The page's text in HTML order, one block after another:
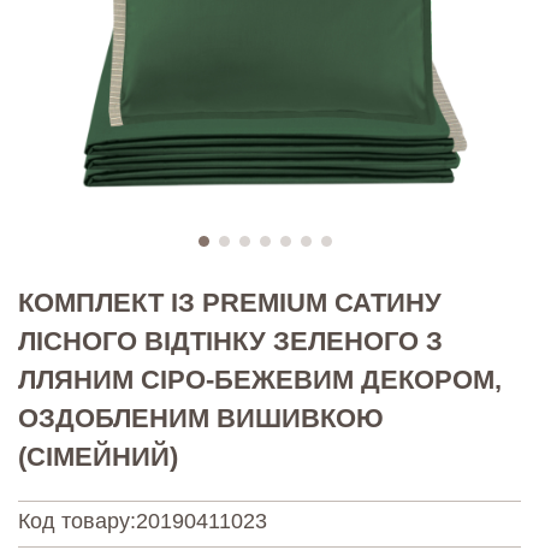
КОМПЛЕКТ ІЗ PREMIUM САТИНУ
ЛІСНОГО ВІДТІНКУ ЗЕЛЕНОГО З
ЛЛЯНИМ СІРО-БЕЖЕВИМ ДЕКОРОМ,
ОЗДОБЛЕНИМ ВИШИВКОЮ
(СІМЕЙНИЙ)
Код товару:20190411023